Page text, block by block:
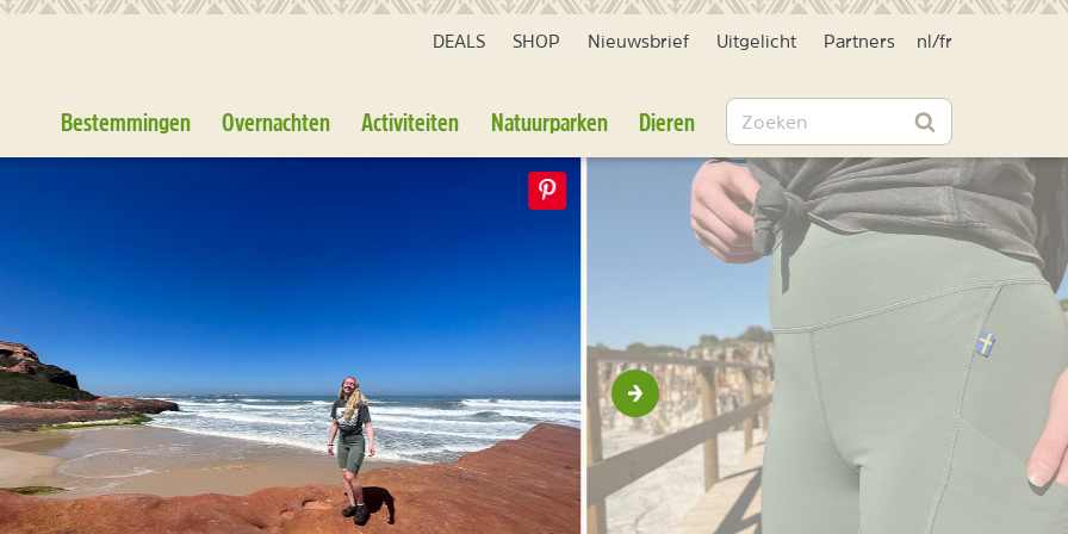
DEALS SHOP Nieuwsbrief Uitgelicht Partners nl /fr
Bestemmingen Overnachten Activiteiten Natuurparken Dieren Zoeken
Zoeken
Volgende